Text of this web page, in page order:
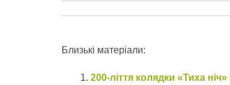
Близькі матеріали:
200-ліття колядки «Тиха ніч»